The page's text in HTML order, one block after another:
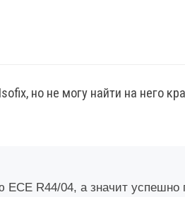
но не могу найти на него
ECE R44/04, а значит